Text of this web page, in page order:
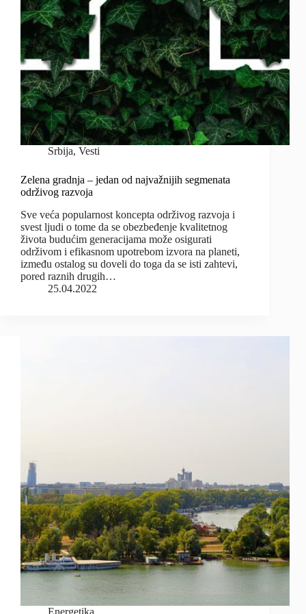
Srbija, Vesti
Zelena gradnja – jedan od najvažnijih segmenata
održivog razvoja
Sve veća popularnost koncepta održivog razvoja i
svest ljudi o tome da se obezbeđenje kvalitetnog
života budućim generacijama može osigurati
održivom i efikasnom upotrebom izvora na planeti,
između ostalog su doveli do toga da se isti zahtevi,
pored raznih drugih…
25.04.2022